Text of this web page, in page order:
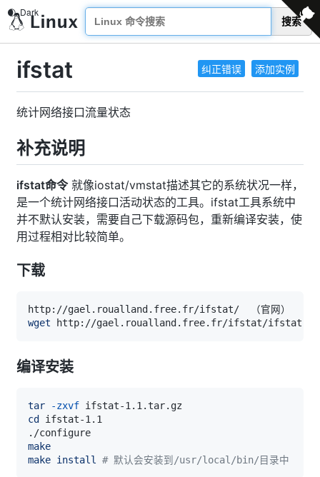
搜索
纠正错误 添加实例
ifstat
统计网络接口流量状态
补充说明
ifstat命令就像iostat/vmstat描述其它的系统状况一样，
是一个统计网络接口活动状态的工具。ifstat工具系统中
并不默认安装，需要自己下载源码包，重新编译安装，使
用过程相对比较简单。
下载
wget
编译安装
tar -zxvf
cd
make
make install # 默认会安装到/usr/local/bin/目录中